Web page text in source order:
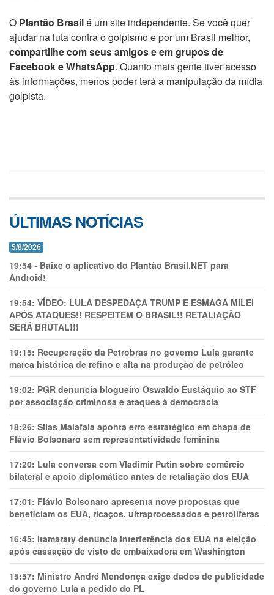
O Plantão Brasilé um site independente. Se você quer
ajudar na luta contra o golpismo e por um Brasil melhor,
compartilhe com seus amigos e em grupos de
Facebook e WhatsApp. Quanto mais gente tiver acesso
às informações, menos poder terá a manipulação da mídia
golpista.
ÚLTIMAS NOTÍCIAS
5/8/2026
19:54 - Baixe o aplicativo do Plantão Brasil.NET para
Android!
19:54: VÍDEO: LULA DESPEDAÇA TRUMP E ESMAGA MILEI
APÓS ATAQUES!! RESPEITEM O BRASIL!! RETALIAÇÃO
SERÁ BRUTAL!!!
19:15: Recuperação da Petrobras no governo Lula garante
marca histórica de refino e alta na produção de petróleo
19:02: PGR denuncia blogueiro Oswaldo Eustáquio ao STF
por associação criminosa e ataques à democracia
18:26: Silas Malafaia aponta erro estratégico em chapa de
Flávio Bolsonaro sem representatividade feminina
17:20: Lula conversa com Vladimir Putin sobre comércio
bilateral e apoio diplomático antes de retaliação dos EUA
17:01: Flávio Bolsonaro apresenta nove propostas que
beneficiam os EUA, ricaços, ultraprocessados e petrolíferas
16:45: Itamaraty denuncia interferência dos EUA na eleição
após cassação de visto de embaixadora em Washington
15:57: Ministro André Mendonça exige dados de publicidade
do governo Lula a pedido do PL